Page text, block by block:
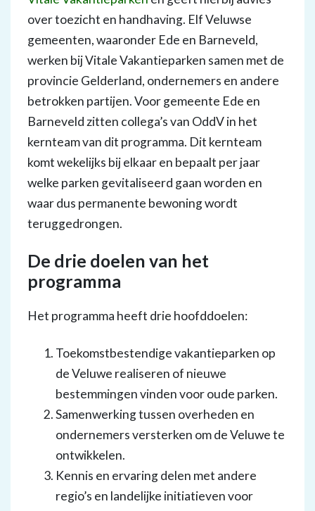
over toezicht en handhaving. Elf Veluwse
gemeenten, waaronder Ede en Barneveld,
werken bij Vitale Vakantieparken samen met de
provincie Gelderland, ondernemers en andere
betrokken partijen. Voor gemeente Ede en
Barneveld zitten collega’s van OddV in het
kernteam van dit programma. Dit kernteam
komt wekelijks bij elkaar en bepaalt per jaar
welke parken gevitaliseerd gaan worden en
waar dus permanente bewoning wordt
teruggedrongen.
De drie doelen van het
programma
Het programma heeft drie hoofddoelen:
Toekomstbestendige vakantieparken op
de Veluwe realiseren of nieuwe
bestemmingen vinden voor oude parken.
Samenwerking tussen overheden en
ondernemers versterken om de Veluwe te
ontwikkelen.
Kennis en ervaring delen met andere
regio’s en landelijke initiatieven voor